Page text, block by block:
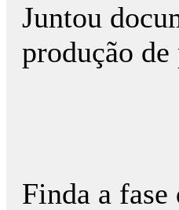
Juntou
produção
Finda a